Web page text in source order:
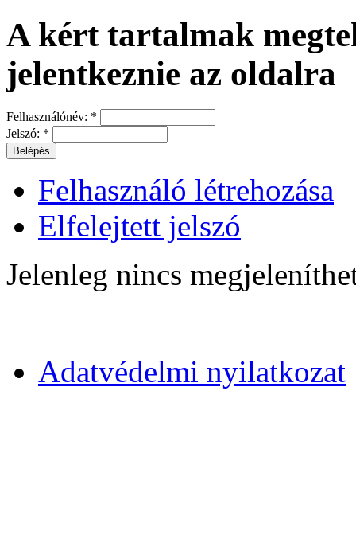
A kért tartalmak
jelentkeznie az oldalra
Felhasználónév: *
Jelszó: *
Felhasználó létrehozása
Elfelejtett jelszó
Jelenleg nincs
Adatvédelmi nyilatkozat